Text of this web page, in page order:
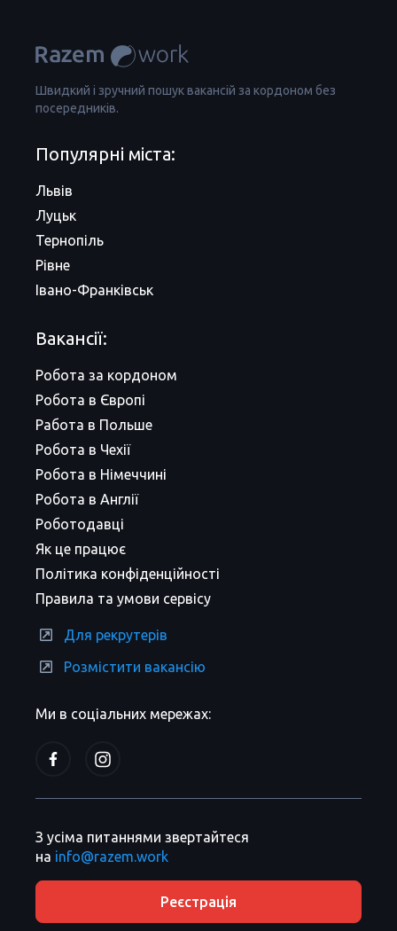
Швидкий і зручний пошук вакансій за кордоном без
посередників.
Ми в соціальних мережах:
Популярні міста:
Львів
Луцьк
Тернопіль
Рівне
Івано-Франківськ
Вакансії:
Робота за кордоном
Робота в Європі
Работа в Польше
Робота в Чехії
Робота в Німеччині
Робота в Англії
Роботодавці
Як це працює
Політика конфіденційності
Правила та умови сервісу
Для рекрутерів
Розмістити вакансію
З усіма питаннями звертайтеся
на info@razem.work
Реєстрація